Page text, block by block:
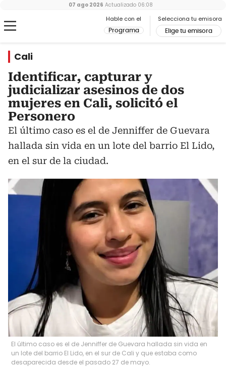
Hable con el
Programa
Selecciona tu emisora
Elige tu emisora
07 ago 2026 Actualizado 06:08
Cali
Identificar, capturar y
judicializar asesinos de dos
mujeres en Cali, solicitó el
Personero
El último caso es el de Jenniffer de Guevara
hallada sin vida en un lote del barrio El Lido,
en el sur de la ciudad.
El último caso es el de Jenniffer de Guevara hallada sin vida en
un lote del barrio El Lido, en el sur de Cali y que estaba como
desaparecida desde el pasado 27 de mayo.